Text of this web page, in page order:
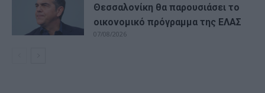
Θεσσαλονίκη θα παρουσιάσει το
οικονομικό πρόγραμμα της ΕΛΑΣ
07/08/2026